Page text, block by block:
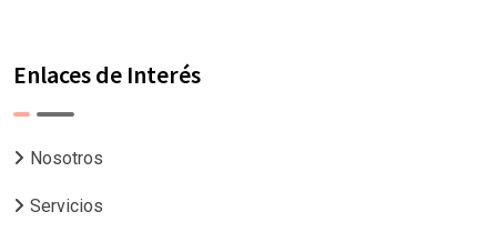
Enlaces de Interés
Nosotros
Servicios